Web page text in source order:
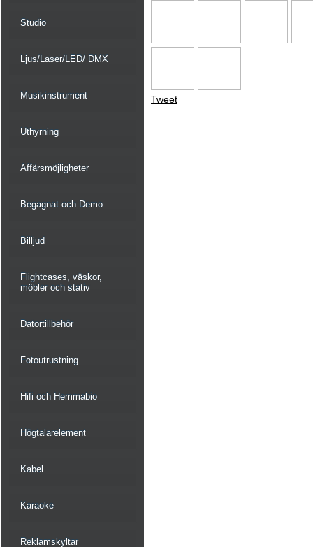
Studio
Ljus/Laser/LED/ DMX
Musikinstrument
Uthyrning
Affärsmöjligheter
Begagnat och Demo
Billjud
Flightcases, väskor,
möbler och stativ
Datortillbehör
Fotoutrustning
Hifi och Hemmabio
Högtalarelement
Kabel
Karaoke
Reklamskyltar
Tweet